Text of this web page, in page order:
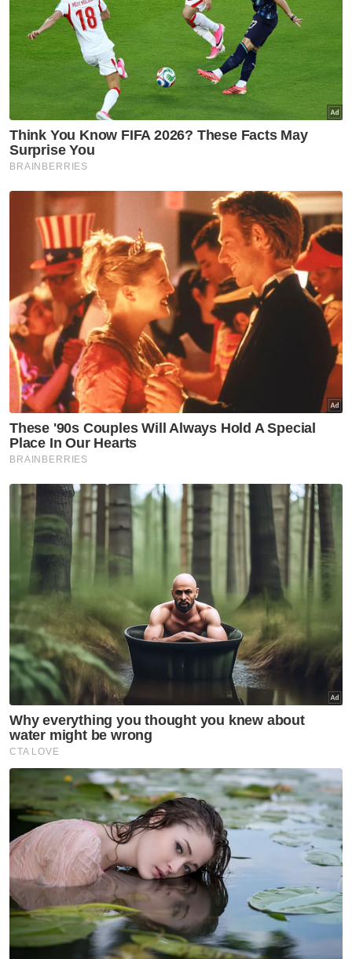
peningkatan 4.3 peratus daripada tahun
sebelumnya. Pertumbuhan yang stabil ini
menyokong asas hubungan ekonomi dan
peningkatan keyakinan dalam komuniti
perniagaan terhadap potensi kerjasama kita,"
katanya.
Terdahulu hari ini, Anwar dan Muizzu
menyaksikan pertukaran tiga memorandum
persefahaman (MoU) dan dua pertukaran
nota (EoN) merentas pelbagai sektor yang
bertujuan meningkatkan kerjasama saling
memberi manfaat.
Hari ini merupakan hari kedua lawatan rasmi
selama empat hari Presiden Maldives ke
Malaysia, yang pertama sejak memegang
jawatan pada November 2023 atas jemputan
Anwar.
Berita Telus & Tulus menerusi E-Mel setiap
hari!
Lawatan itu dijangka memperkukuh
kerjasama dua hala, khususnya dalam
perdagangan, pelaburan, industri halal,
pendidikan, pelancongan, belia dan sukan. -